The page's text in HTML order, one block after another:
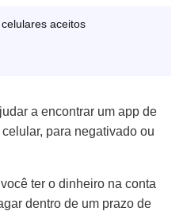
aceitos
a encontrar um app de
para negativado ou
ter o dinheiro na conta
dentro de um prazo de